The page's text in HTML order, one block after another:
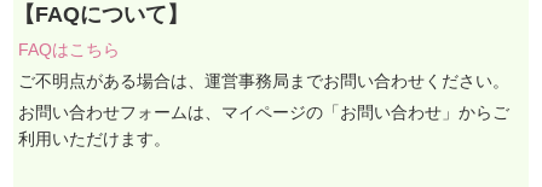
【FAQについて】
FAQはこちら
ご不明点がある場合は、運営事務局までお問い合わせください。
お問い合わせフォームは、マイページの「お問い合わせ」からご
利用いただけます。